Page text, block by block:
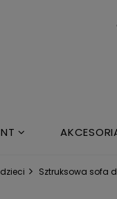
Sztruksowa sofa